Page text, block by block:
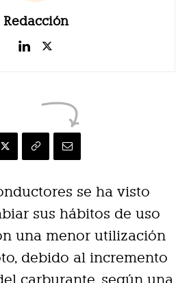
Redacción
se ha visto
sus hábitos de uso
una menor utilización
debido al incremento